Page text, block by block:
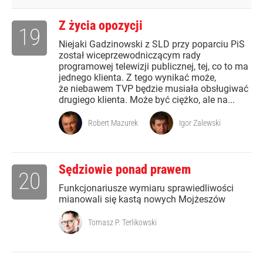
Z życia opozycji
Niejaki Gadzinowski z SLD przy poparciu PiS
został wiceprzewodniczącym rady
programowej telewizji publicznej, tej, co to ma
jednego klienta. Z tego wynikać może,
że niebawem TVP będzie musiała obsługiwać
drugiego klienta. Może być ciężko, ale na...
19
Robert Mazurek Igor Zalewski
Sędziowie ponad prawem
Funkcjonariusze wymiaru sprawiedliwości
mianowali się kastą nowych Mojżeszów
20
Tomasz P. Terlikowski